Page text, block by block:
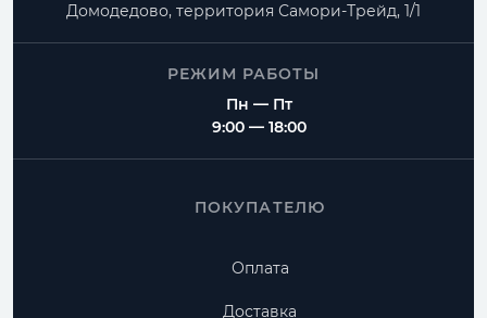
Домодедово, территория Самори-Трейд, 1/1
РЕЖИМ РАБОТЫ
Пн — Пт
9:00 — 18:00
ПОКУПАТЕЛЮ
Оплата
Доставка